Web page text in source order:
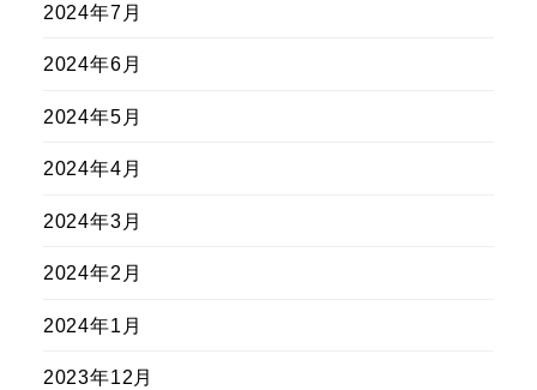
2024年7月
2024年6月
2024年5月
2024年4月
2024年3月
2024年2月
2024年1月
2023年12月